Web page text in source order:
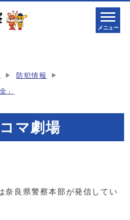
メニュー
防犯情報
」
マ劇場
奈良県警察本部が発信してい